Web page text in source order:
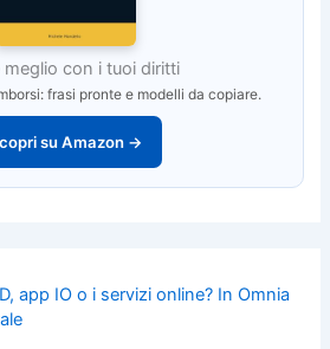
meglio con i tuoi diritti
frasi pronte e modelli da copiare.
su Amazon →
app IO o i servizi online? In Omnia